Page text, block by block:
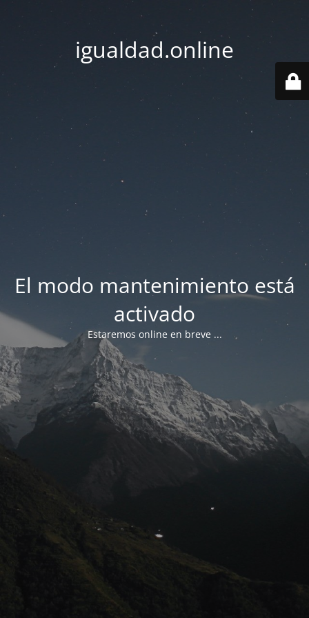
igualdad.online
El modo mantenimiento está
activado
Estaremos online en breve ...